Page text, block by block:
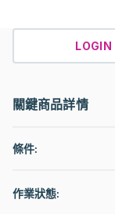
LOGIN
關鍵商品詳情
條件:
作業狀態: